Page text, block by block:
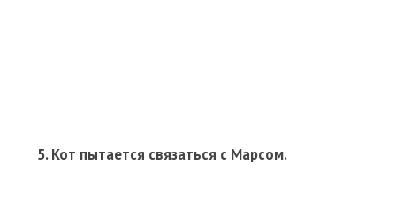
5. Кот пытается связаться с Марсом.